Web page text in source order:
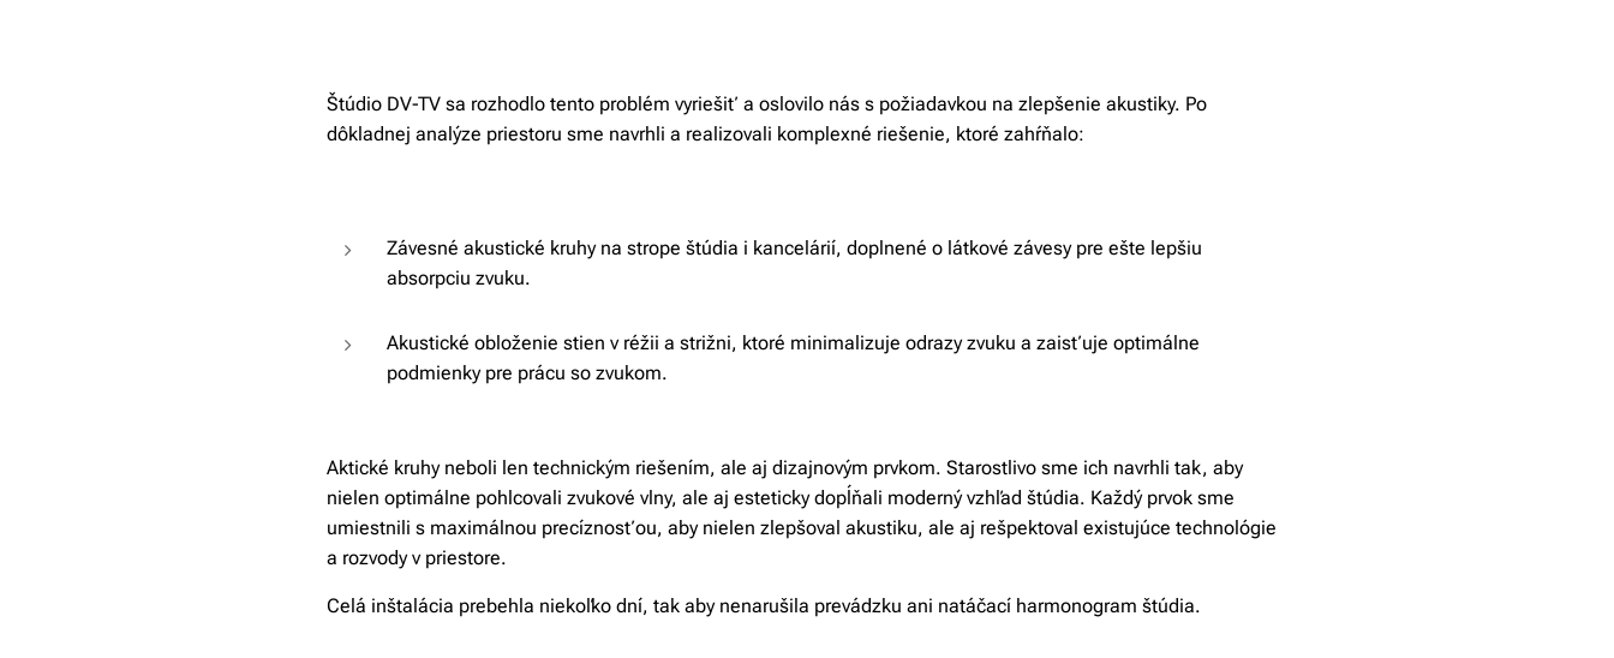
Štúdio DV-TV sa rozhodlo tento problém vyriešiť a oslovilo nás s požiadavkou na zlepšenie akustiky. Po
dôkladnej analýze priestoru sme navrhli a realizovali komplexné riešenie, ktoré zahŕňalo:
Závesné akustické kruhy na strope štúdia i kancelárií, doplnené o látkové závesy pre ešte lepšiu
absorpciu zvuku.
Akustické obloženie stien v réžii a strižni, ktoré minimalizuje odrazy zvuku a zaisťuje optimálne
podmienky pre prácu so zvukom.
Aktické kruhy neboli len technickým riešením, ale aj dizajnovým prvkom. Starostlivo sme ich navrhli tak, aby
nielen optimálne pohlcovali zvukové vlny, ale aj esteticky dopĺňali moderný vzhľad štúdia. Každý prvok sme
umiestnili s maximálnou precíznosťou, aby nielen zlepšoval akustiku, ale aj rešpektoval existujúce technológie
a rozvody v priestore.
Celá inštalácia prebehla niekoľko dní, tak aby nenarušila prevádzku ani natáčací harmonogram štúdia.